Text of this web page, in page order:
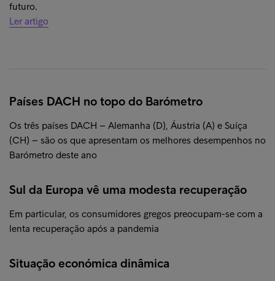
futuro.
Ler artigo
Países DACH no topo do Barómetro
Os três países DACH – Alemanha (D), Áustria (A) e Suíça
(CH) – são os que apresentam os melhores desempenhos no
Barómetro deste ano
Sul da Europa vê uma modesta recuperação
Em particular, os consumidores gregos preocupam-se com a
lenta recuperação após a pandemia
Situação económica dinâmica